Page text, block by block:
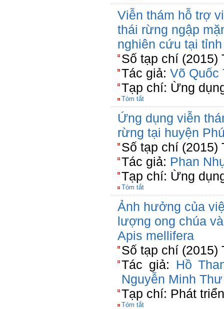
Viễn thám hỗ trợ
thái rừng ngập
nghiên cứu tại
Số tạp chí (2015)
Tác giả: Võ Quốc
Tạp chí: Ừng
Tóm tắt
Ứng dụng viễn
rừng tại huyện
Số tạp chí (2015)
Tác giả: Phan
Tạp chí: Ừng
Tóm tắt
Ảnh hưởng của
lượng ong chúa
Apis mellifera
Số tạp chí (2015)
Tác giả: Hồ
Nguyễn Minh Thư
Tạp chí: Phát
Tóm tắt